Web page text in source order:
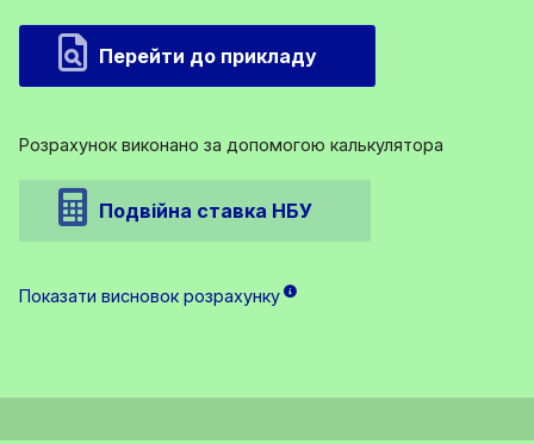
Перейти до прикладу
Розрахунок виконано за допомогою калькулятора
Подвійна ставка НБУ
Показати висновок розрахунку